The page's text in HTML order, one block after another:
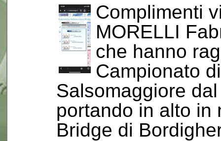
Complimenti
MORELLI
che hanno
Campionato
Salsomaggiore
portando in alto in
Bridge di